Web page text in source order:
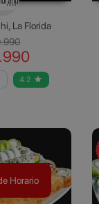
La Florida
4.2
Horario